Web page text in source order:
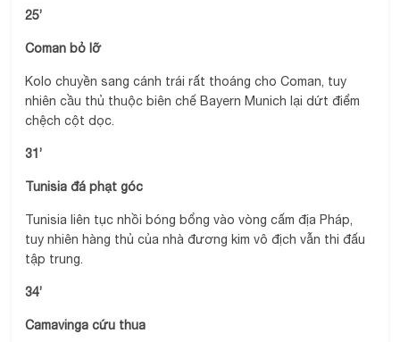
25’
Coman bỏ lỡ
Kolo chuyền sang cánh trái rất thoáng cho Coman, tuy
nhiên cầu thủ thuộc biên chế Bayern Munich lại dứt điểm
chệch cột dọc.
31’
Tunisia đá phạt góc
Tunisia liên tục nhồi bóng bổng vào vòng cấm địa Pháp,
tuy nhiên hàng thủ của nhà đương kim vô địch vẫn thi đấu
tập trung.
34’
Camavinga cứu thua